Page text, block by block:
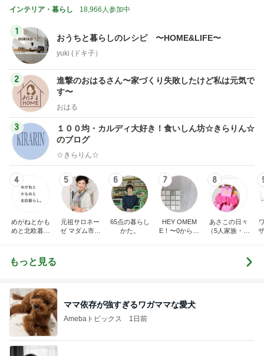
インテリア・暮らし 18,966人参加中
1
おうちと暮らしのレシピ 〜HOME&LIFE〜
yuki (ドキ子）
2
進撃のおはるさん〜家づくり失敗したけど私は元気で
す〜
おはる
3
１００均・カルディ大好き！食いしん坊☆きらりん☆
のブログ
☆きらりん☆
4
めがねとかも
めと北欧暮ら
5
元祖サロネー
ゼ マダム市川
6
65点の暮らし
かた。
7
HEY OMEM
E！〜0からの
8
あさこの日々
（5人家族・投
もっと見る
ママ依存が強すぎるワガママな愛犬
Amebaトピックス 1日前